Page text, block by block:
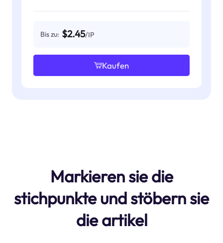
Bis zu: $2.45/IP
Kaufen
Markieren sie die
stichpunkte und stöbern sie
die artikel